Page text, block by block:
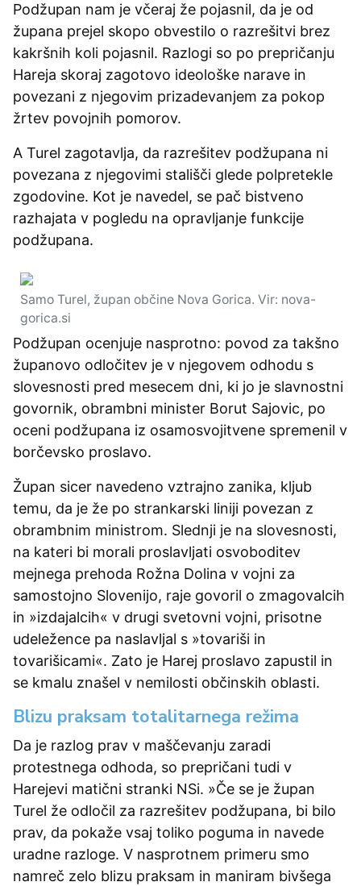
Podžupan nam je včeraj že pojasnil, da je od
župana prejel skopo obvestilo o razrešitvi brez
kakršnih koli pojasnil. Razlogi so po prepričanju
Hareja skoraj zagotovo ideološke narave in
povezani z njegovim prizadevanjem za pokop
žrtev povojnih pomorov.
A Turel zagotavlja, da razrešitev podžupana ni
povezana z njegovimi stališči glede polpretekle
zgodovine. Kot je navedel, se pač bistveno
razhajata v pogledu na opravljanje funkcije
podžupana.
Samo Turel, župan občine Nova Gorica. Vir: nova-
gorica.si
Podžupan ocenjuje nasprotno: povod za takšno
županovo odločitev je v njegovem odhodu s
slovesnosti pred mesecem dni, ki jo je slavnostni
govornik, obrambni minister Borut Sajovic, po
oceni podžupana iz osamosvojitvene spremenil v
borčevsko proslavo.
Župan sicer navedeno vztrajno zanika, kljub
temu, da je že po strankarski liniji povezan z
obrambnim ministrom. Slednji je na slovesnosti,
na kateri bi morali proslavljati osvoboditev
mejnega prehoda Rožna Dolina v vojni za
samostojno Slovenijo, raje govoril o zmagovalcih
in »izdajalcih« v drugi svetovni vojni, prisotne
udeležence pa naslavljal s »tovariši in
tovarišicami«. Zato je Harej proslavo zapustil in
se kmalu znašel v nemilosti občinskih oblasti.
Blizu praksam totalitarnega režima
Da je razlog prav v maščevanju zaradi
protestnega odhoda, so prepričani tudi v
Harejevi matični stranki NSi. »Če se je župan
Turel že odločil za razrešitev podžupana, bi bilo
prav, da pokaže vsaj toliko poguma in navede
uradne razloge. V nasprotnem primeru smo
namreč zelo blizu praksam in maniram bivšega